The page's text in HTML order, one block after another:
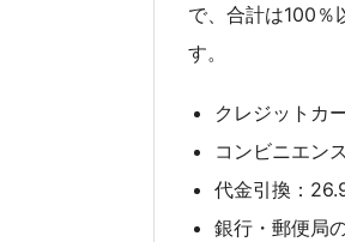
で、合計は100％
す。
クレジットカ
コンビニエン
代金引換：
銀行・郵便局